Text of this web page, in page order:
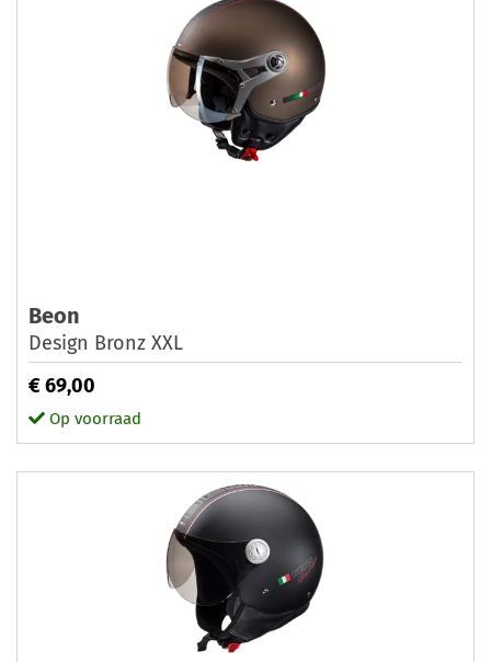
Beon
Design Bronz XXL
€ 69,00
Op voorraad